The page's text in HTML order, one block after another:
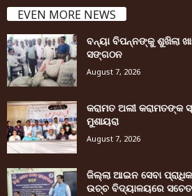
EVEN MORE NEWS
ବନ୍ୟା ବିପନ୍ନଙ୍କୁ ଶୁଖିଲା
ସଙ୍ଗଠନ
August 7, 2026
କରାମତ ଅଲୀ କରାମତଙ୍କ
ମୁଶାୟରା
August 7, 2026
ଜିଲ୍ଲା ଆଇନ ସେବା
ଉଚ୍ଚ ବିଦ୍ୟାଳୟରେ